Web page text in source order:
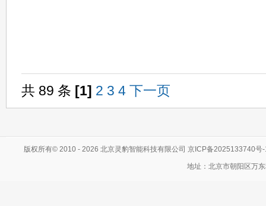
共 89 条 [1] 2 3 4 下一页
版权所有© 2010 - 2026 北京灵豹智能科技有限公司 京ICP备2025133740
地址：北京市朝阳区万